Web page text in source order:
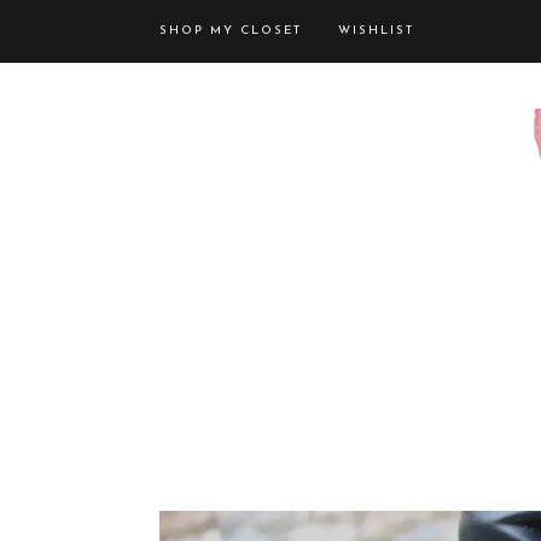
SHOP MY CLOSET WISHLIST